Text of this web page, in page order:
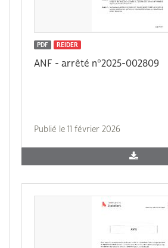
PDF REIDER
ANF - arrêté n°2025-002809
Publié le 11 février 2026